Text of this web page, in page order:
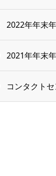
2022年年末
2021年年末
コンタクト